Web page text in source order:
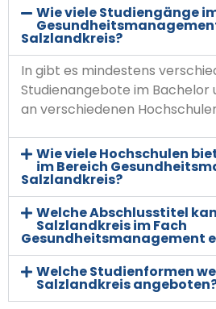
Wie viele Studiengänge
Salzlandkreis?
In gibt es mindestens
Studienangebote im Bachelor
an verschiedenen
Wie viele Hochschulen
im Bereich
Salzlandkreis?
Welche Abschlusstitel
Salzlandkreis im Fach
Gesundheitsmanagement
Welche Studienformen
Salzlandkreis